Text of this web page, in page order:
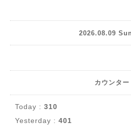
2026.08.09
カウンター
Today : 310
Yesterday : 401